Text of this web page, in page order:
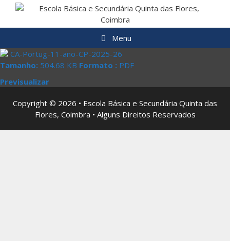
Saltar
o
Menu
CA-Portug-11-ano-CP-2025-26
Tamanho: 504.68 KB Formato : PDF
Previsualizar
Copyright © 2026 • Escola Básica e Secundária Quinta das
Flores, Coimbra • Alguns Direitos Reservados